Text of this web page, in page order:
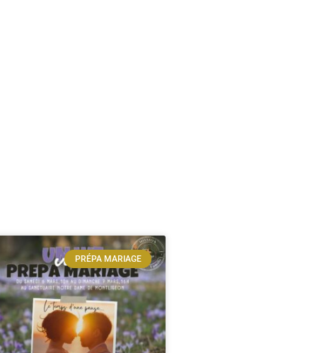
PRÉPA MARIAGE